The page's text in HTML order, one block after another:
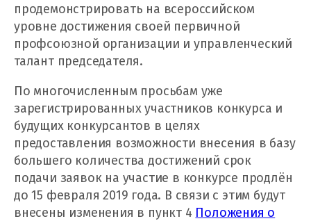
продемонстрировать на всероссийском
уровне достижения своей первичной
профсоюзной организации и управленческий
талант председателя.
По многочисленным просьбам уже
зарегистрированных участников конкурса и
будущих конкурсантов в целях
предоставления возможности внесения в базу
большего количества достижений срок
подачи заявок на участие в конкурсе продлён
до 15 февраля 2019 года. В связи с этим будут
внесены изменения в пункт 4 Положения о